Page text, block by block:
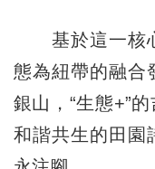
基於這一核心
態為紐帶的融合
銀山，“生態+”
和諧共生的田園